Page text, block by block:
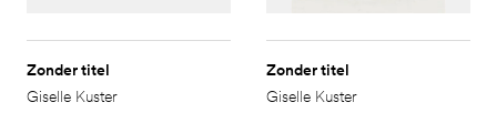
Zonder titel
Giselle Kuster
Zonder titel
Giselle Kuster